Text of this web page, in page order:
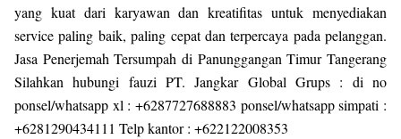
yang kuat dari karyawan dan kreatifitas untuk menyediakan
service paling baik, paling cepat dan terpercaya pada pelanggan.
Jasa Penerjemah Tersumpah di Panunggangan Timur Tangerang
Silahkan hubungi fauzi PT. Jangkar Global Grups : di no
ponsel/whatsapp xl : +6287727688883 ponsel/whatsapp simpati :
+6281290434111 Telp kantor : +622122008353